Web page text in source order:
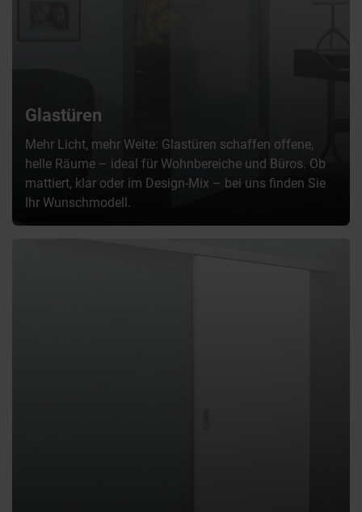
Glastüren
Mehr Licht, mehr Weite: Glastüren schaffen offene,
helle Räume – ideal für Wohnbereiche und Büros. Ob
mattiert, klar oder im Design-Mix – bei uns finden Sie
Ihr Wunschmodell.